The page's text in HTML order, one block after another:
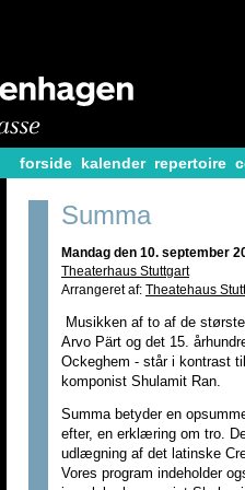
forside kalender repertoire
Summa
Mandag den 10. september
Theaterhaus Stuttgart
Arrangeret af: Theatehaus
Musikken af to af de
Arvo Pärt og det 15.
Ockeghem - står i kontrast
komponist Shulamit Ran.
Summa betyder en
efter, en erklæring om tro.
udlægning af det latinske
Vores program indeholder